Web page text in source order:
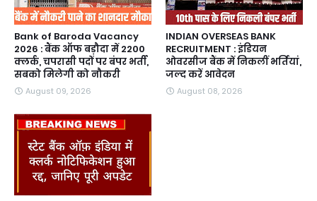
Bank of Baroda Vacancy
2026 : बैंक ऑफ बड़ौदा में 2200
क्लर्क, चपरासी पदों पर बंपर भर्ती,
सबको मिलेगी को नौकरी
August 09, 2026
INDIAN OVERSEAS BANK
RECRUITMENT : इंडियन
ओवरसीज बैंक में निकलीं भर्तियां,
जल्द करें आवेदन
August 08, 2026